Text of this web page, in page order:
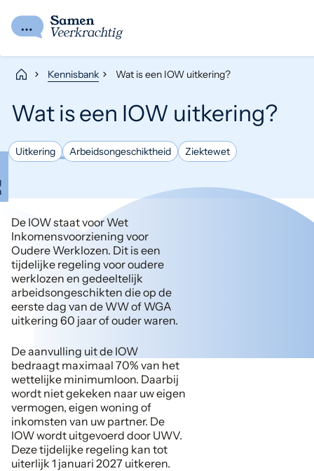
Kennisbank Wat is een IOW uitkering?
Wat is een IOW uitkering?
Uitkering Arbeidsongeschiktheid Ziektewet
De IOW staat voor Wet
Inkomensvoorziening voor
Oudere Werklozen. Dit is een
tijdelijke regeling voor oudere
werklozen en gedeeltelijk
arbeidsongeschikten die op de
eerste dag van de WW of WGA
uitkering 60 jaar of ouder waren.
De aanvulling uit de IOW
bedraagt maximaal 70% van het
wettelijke minimumloon. Daarbij
wordt niet gekeken naar uw eigen
vermogen, eigen woning of
inkomsten van uw partner. De
IOW wordt uitgevoerd door UWV.
Deze tijdelijke regeling kan tot
uiterlijk 1 januari 2027 uitkeren.